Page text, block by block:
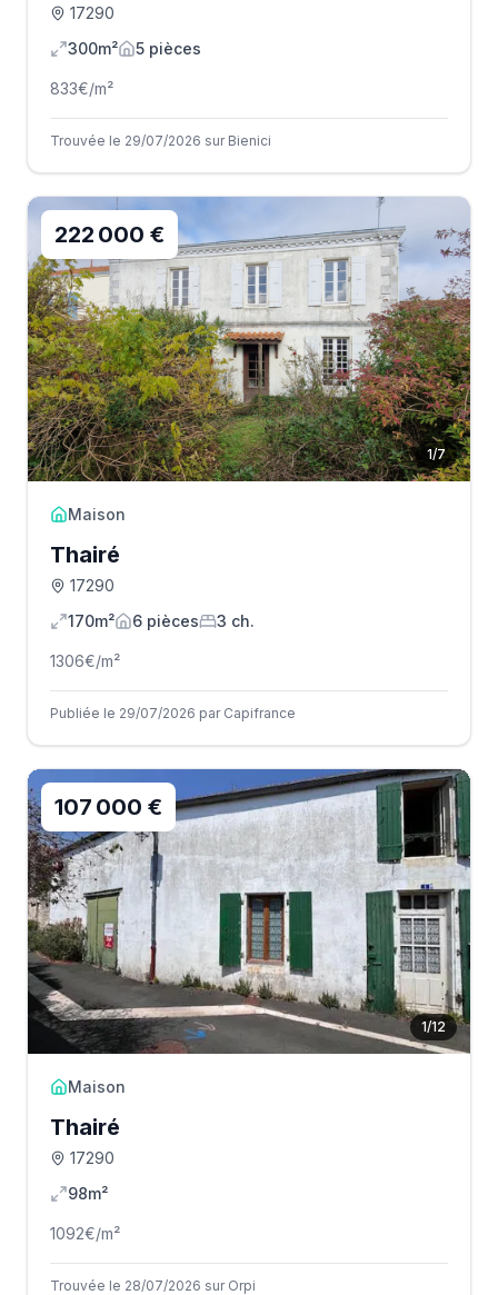
17290
300m²
5 pièces
833€/m²
Trouvée le 29/07/2026 sur Bienici
1/7
222 000 €
Maison
Thairé
17290
170m²
6 pièces 3 ch.
1306€/m²
Publiée le 29/07/2026 par Capifrance
1/12
107 000 €
Maison
Thairé
17290
98m²
1092€/m²
Trouvée le 28/07/2026 sur Orpi